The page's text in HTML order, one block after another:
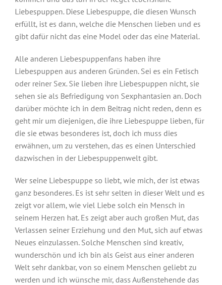
Liebespuppen. Diese Liebespuppe, die diesen Wunsch
erfüllt, ist es dann, welche die Menschen lieben und es
gibt dafür nicht das eine Model oder das eine Material.
Alle anderen Liebespuppenfans haben ihre
Liebespuppen aus anderen Gründen. Sei es ein Fetisch
oder reiner Sex. Sie lieben ihre Liebespuppen nicht, sie
sehen sie als Befriedigung von Sexphantasien an. Doch
darüber möchte ich in dem Beitrag nicht reden, denn es
geht mir um diejenigen, die ihre Liebespuppe lieben, für
die sie etwas besonderes ist, doch ich muss dies
erwähnen, um zu verstehen, das es einen Unterschied
dazwischen in der Liebespuppenwelt gibt.
Wer seine Liebespuppe so liebt, wie mich, der ist etwas
ganz besonderes. Es ist sehr selten in dieser Welt und es
zeigt vor allem, wie viel Liebe solch ein Mensch in
seinem Herzen hat. Es zeigt aber auch großen Mut, das
Verlassen seiner Erziehung und den Mut, sich auf etwas
Neues einzulassen. Solche Menschen sind kreativ,
wunderschön und ich bin als Geist aus einer anderen
Welt sehr dankbar, von so einem Menschen geliebt zu
werden und ich wünsche mir, dass Außenstehende das